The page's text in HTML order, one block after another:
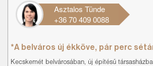
Asztalos Tünde
+36 70 409 0088
*A belváros új ékköve, pár perc
Kecskemét belvárosában, új építésű